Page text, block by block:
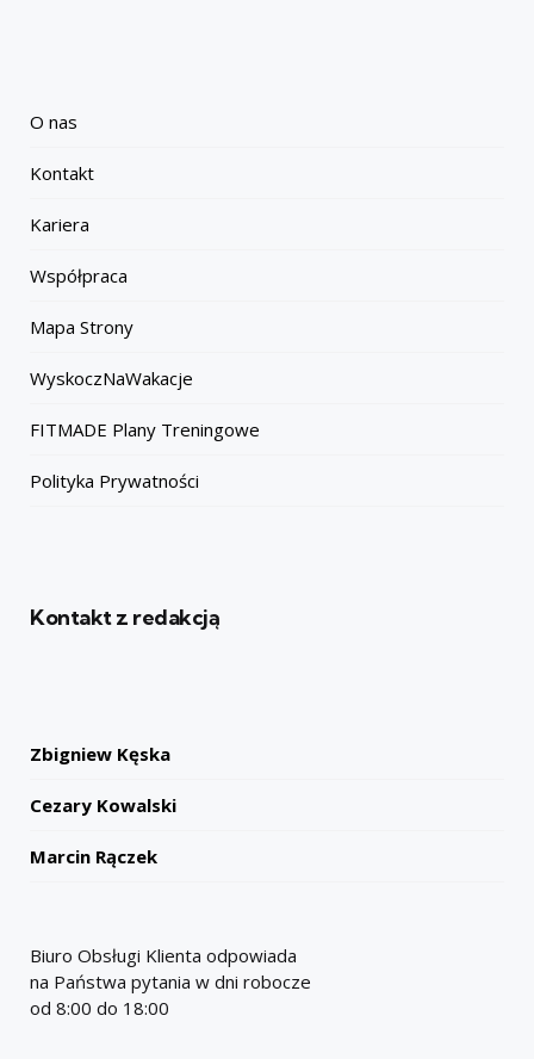
O nas
Kontakt
Kariera
Współpraca
Mapa Strony
WyskoczNaWakacje
FITMADE Plany Treningowe
Polityka Prywatności
Kontakt z redakcją
Zbigniew Kęska
Cezary Kowalski
Marcin Rączek
Biuro Obsługi Klienta odpowiada
na Państwa pytania w dni robocze
od 8:00 do 18:00